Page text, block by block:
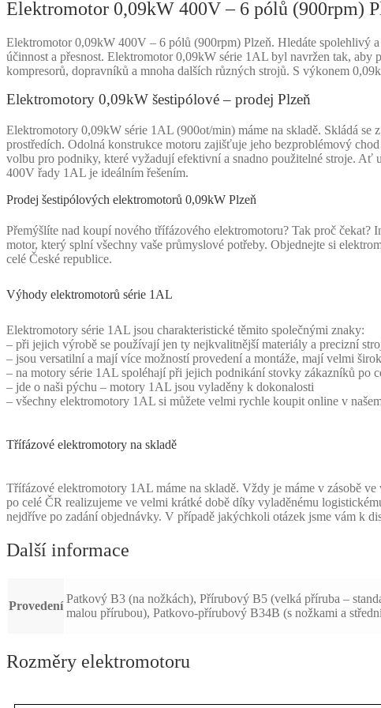
Elektromotor 0,09kW 400V – 6 pólů (900rpm)
Elektromotor 0,09kW 400V – 6 pólů (900rpm) Plzeň. Hledáte spolehlivý
účinnost a přesnost. Elektromotor 0,09kW série 1AL byl navržen tak,
kompresorů, dopravníků a mnoha dalších různých strojů. S výkonem
Elektromotory 0,09kW šestipólové – prodej Plzeň
Elektromotory 0,09kW série 1AL (900ot/min) máme na skladě. Skládá
prostředích. Odolná konstrukce motoru zajišťuje jeho bezproblémový
volbu pro podniky, které vyžadují efektivní a snadno použitelné stroje. Ať
400V řady 1AL je ideálním řešením.
Prodej šestipólových elektromotorů 0,09kW Plzeň
Přemýšlíte nad koupí nového třífázového elektromotoru? Tak proč
motor, který splní všechny vaše průmyslové potřeby. Objednejte si
celé České republice.
Výhody elektromotorů série 1AL
Elektromotory série 1AL jsou charakteristické těmito společnými znaky:
– při jejich výrobě se používají jen ty nejkvalitnější materiály a precizní
– jsou versatilní a mají více možností provedení a montáže, mají velmi
– na motory série 1AL spoléhají při jejich podnikání stovky zákazníků po
– jde o naši pýchu – motory 1AL jsou vyladěny k dokonalosti
– všechny elektromotory 1AL si můžete velmi rychle koupit online v
Třífázové elektromotory na skladě
Třífázové elektromotory 1AL máme na skladě. Vždy je máme v zásobě
po celé ČR realizujeme ve velmi krátké době díky vyladěnému
nejdříve po zadání objednávky. V případě jakýchkoli otázek jsme vám k
Další informace
Provedení
Patkový B3 (na nožkách), Přírubový B5 (velká příruba –
malou přírubou), Patkovo-přírubový B34B (s nožkami a
Rozměry elektromotoru